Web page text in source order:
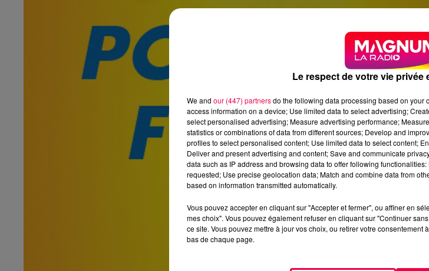
Le respect de votre vie privée
We and our (447) partnersdo the following data processing based on your
access information on a device; Use limited data to select advertising;
select personalised advertising; Measure advertising performance;
statistics or combinations of data from different sources; Develop and
profiles to select personalised content; Use limited data to select content;
Deliver and present advertising and content; Save and communicate
data such as IP address and browsing data to offer following
requested; Use precise geolocation data; Match and combine data from
based on information transmitted automatically.
Vous pouvez accepter en cliquant sur "Accepter et fermer", ou affiner en
mes choix". Vous pouvez également refuser en cliquant sur "Continuer
ce site. Vous pouvez mettre à jour vos choix, ou retirer votre consentement
bas de chaque page.